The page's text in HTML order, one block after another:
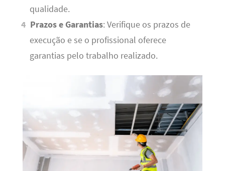
qualidade.
Prazos e Garantias: Verifique os prazos de
execução e se o profissional oferece
garantias pelo trabalho realizado.